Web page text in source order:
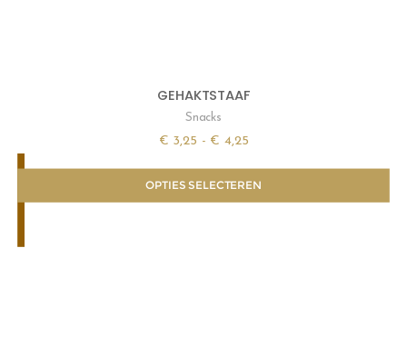
GEHAKTSTAAF
Snacks
€ 3,25 - € 4,25
OPTIES SELECTEREN